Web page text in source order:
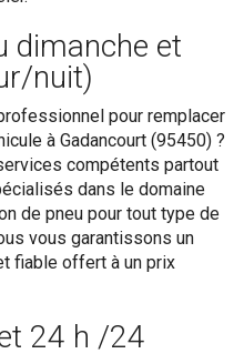
dimanche et
nuit)
pour remplacer
à Gadancourt (95450) ?
compétents partout
dans le domaine
de pneu pour tout type de
vous garantissons un
fiable offert à un prix
24 h /24